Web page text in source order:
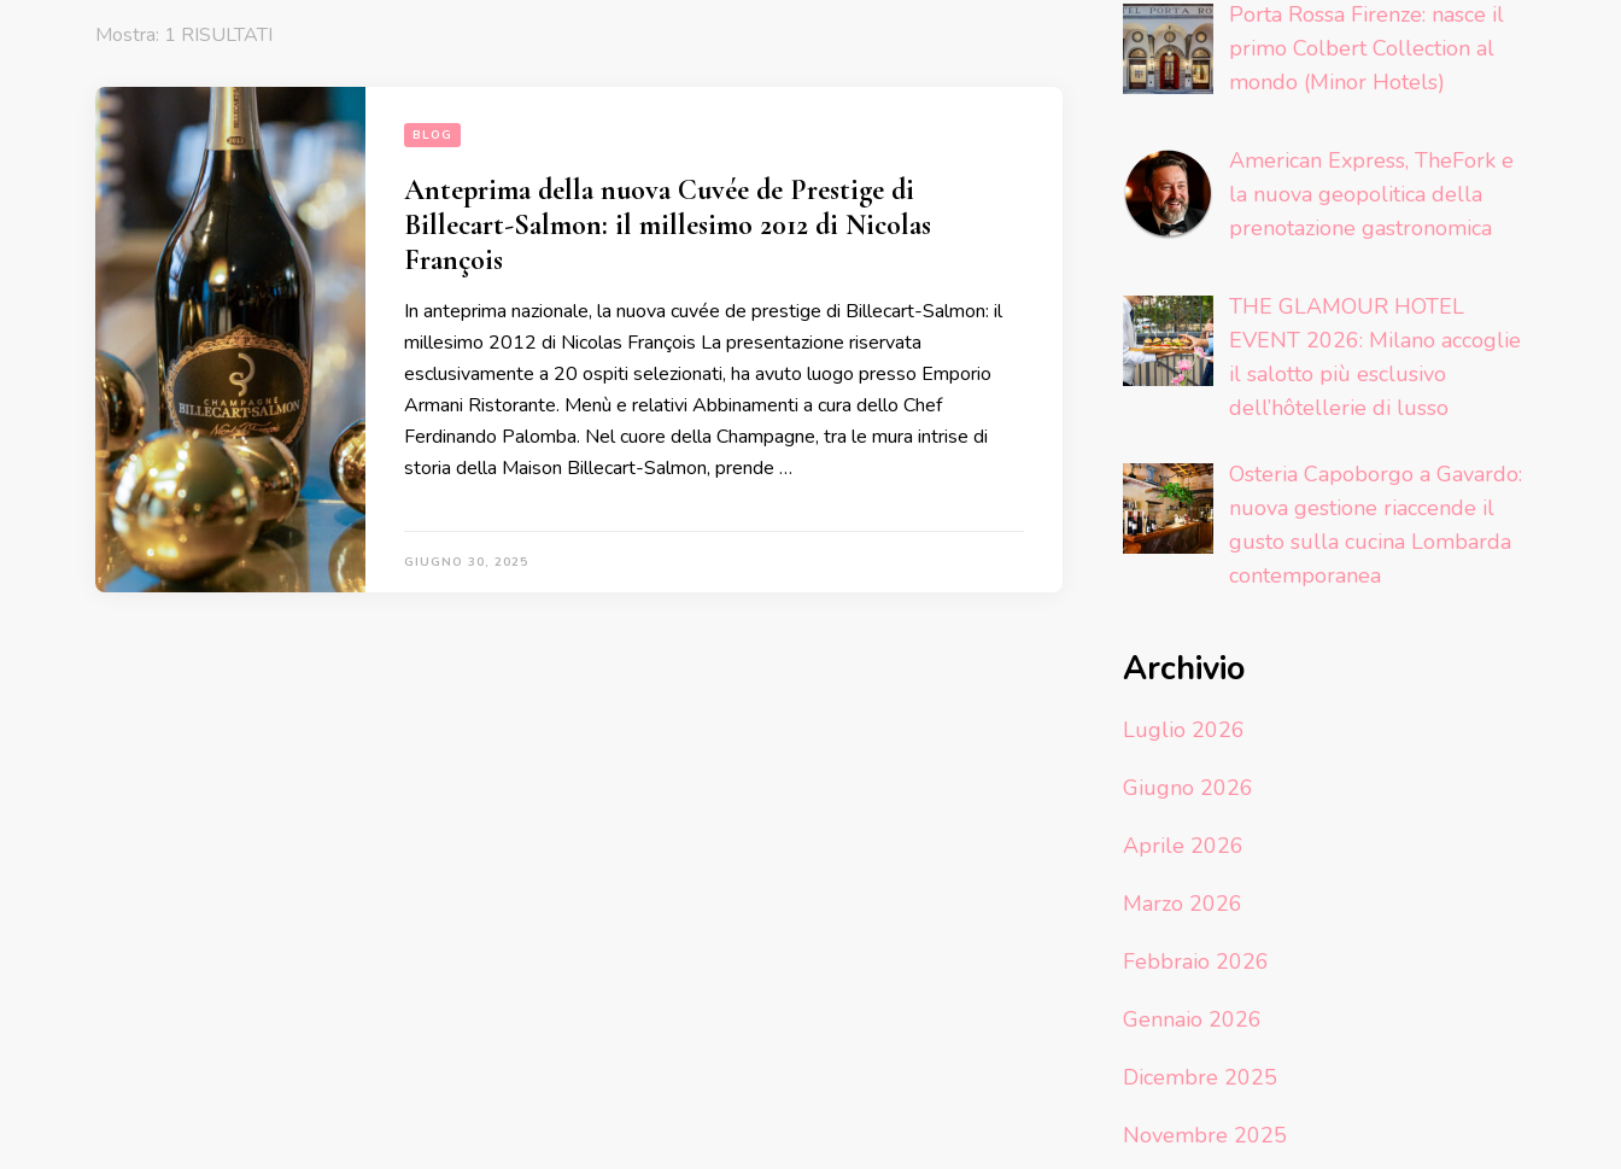
Mostra: 1 RISULTATI
BLOG
Anteprima della nuova Cuvée de Prestige di
Billecart-Salmon: il millesimo 2012 di Nicolas
François
In anteprima nazionale, la nuova cuvée de prestige di Billecart-Salmon: il
millesimo 2012 di Nicolas François La presentazione riservata
esclusivamente a 20 ospiti selezionati, ha avuto luogo presso Emporio
Armani Ristorante. Menù e relativi Abbinamenti a cura dello Chef
Ferdinando Palomba. Nel cuore della Champagne, tra le mura intrise di
storia della Maison Billecart-Salmon, prende …
GIUGNO 30, 2025
Porta Rossa Firenze: nasce il
primo Colbert Collection al
mondo (Minor Hotels)
American Express, TheFork e
la nuova geopolitica della
prenotazione gastronomica
THE GLAMOUR HOTEL
EVENT 2026: Milano accoglie
il salotto più esclusivo
dell’hôtellerie di lusso
Osteria Capoborgo a Gavardo:
nuova gestione riaccende il
gusto sulla cucina Lombarda
contemporanea
Archivio
Luglio 2026
Giugno 2026
Aprile 2026
Marzo 2026
Febbraio 2026
Gennaio 2026
Dicembre 2025
Novembre 2025